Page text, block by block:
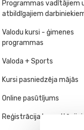
Programmas vadītājiem
atbildīgajiem
Valodu kursi - ģimenes
programmas
Valoda + Sports
Kursi pasniedzēja mājās
Online pasūtījums
Reģistrācija konsultācijai